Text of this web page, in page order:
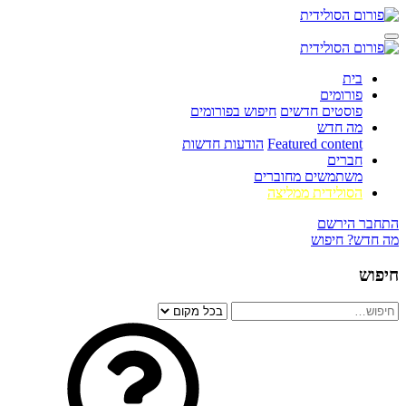
בית
פורומים
פוסטים חדשים חיפוש בפורומים
מה חדש
Featured content הודעות חדשות
חברים
משתמשים מחוברים
הסולידית ממליצה
התחבר הירשם
מה חדש? חיפוש
חיפוש